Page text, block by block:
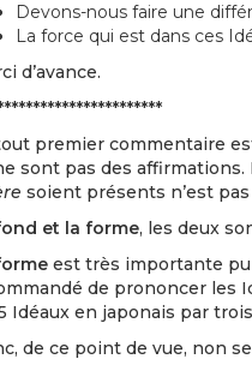
Devons-nous faire une
La force qui est dans ces
d’avance.
premier commentaire
sont pas des
soient présents n’est
et la forme, les deux
est très importante
de prononcer les
Idéaux en japonais par
de ce point de vue, non